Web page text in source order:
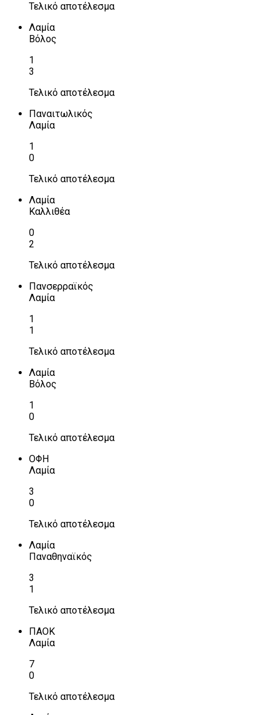
Τελικό αποτέλεσμα
Λαμία
Βόλος
1
3
Τελικό αποτέλεσμα
Παναιτωλικός
Λαμία
1
0
Τελικό αποτέλεσμα
Λαμία
Καλλιθέα
0
2
Τελικό αποτέλεσμα
Πανσερραϊκός
Λαμία
1
1
Τελικό αποτέλεσμα
Λαμία
Βόλος
1
0
Τελικό αποτέλεσμα
ΟΦΗ
Λαμία
3
0
Τελικό αποτέλεσμα
Λαμία
Παναθηναϊκός
3
1
Τελικό αποτέλεσμα
ΠΑΟΚ
Λαμία
7
0
Τελικό αποτέλεσμα